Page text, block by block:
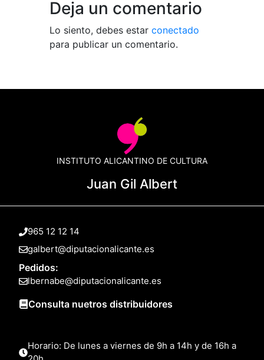
Deja un comentario
Lo siento, debes estar conectado
para publicar un comentario.
INSTITUTO ALICANTINO DE CULTURA
Juan Gil Albert
965 12 12 14
galbert@diputacionalicante.es
Pedidos:
lbernabe@diputacionalicante.es
Consulta nuetros distribuidores
Horario: De lunes a viernes de 9h a 14h y de 16h a